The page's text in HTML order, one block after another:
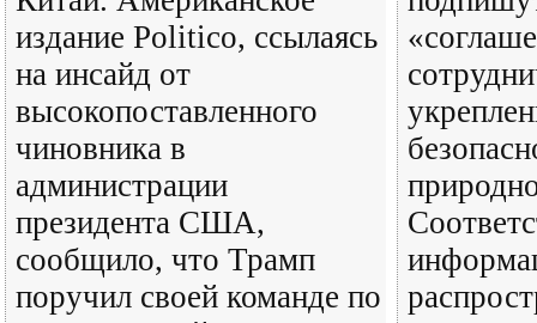
издание Politico, ссылаясь
на инсайд от
высокопоставленного
чиновника в
администрации
президента США,
сообщило, что Трамп
поручил своей команде по